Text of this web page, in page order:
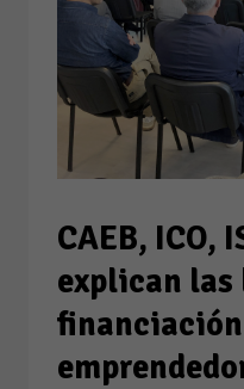
CAEB, ICO,
explican las